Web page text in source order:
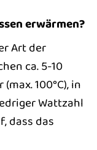
erwärmen?
Art der
ca. 5-10
100°C), in
Wattzahl
dass das